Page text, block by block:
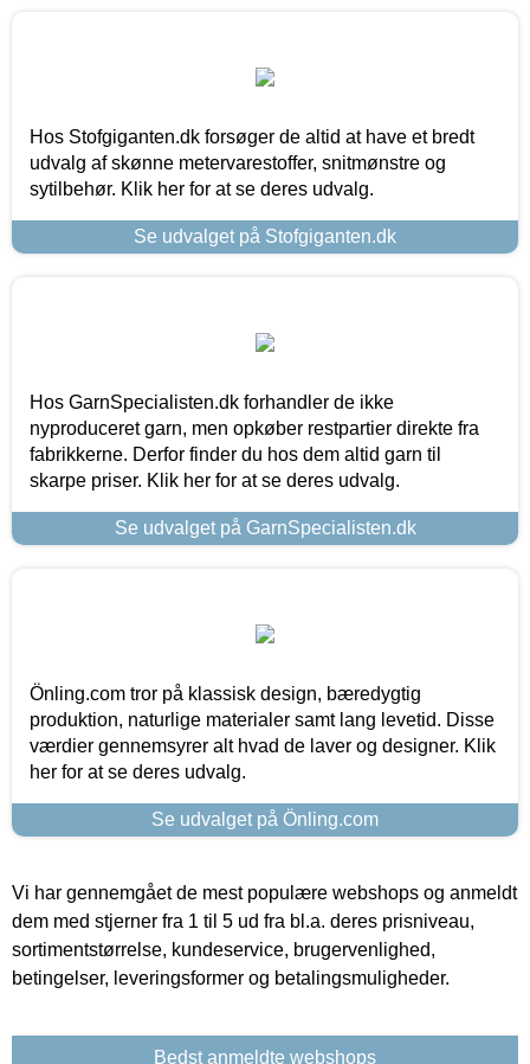
Hos Stofgiganten.dk forsøger de altid at have et bredt
udvalg af skønne metervarestoffer, snitmønstre og
sytilbehør. Klik her for at se deres udvalg.
Se udvalget på Stofgiganten.dk
Hos GarnSpecialisten.dk forhandler de ikke
nyproduceret garn, men opkøber restpartier direkte fra
fabrikkerne. Derfor finder du hos dem altid garn til
skarpe priser. Klik her for at se deres udvalg.
Se udvalget på GarnSpecialisten.dk
Önling.com tror på klassisk design, bæredygtig
produktion, naturlige materialer samt lang levetid. Disse
værdier gennemsyrer alt hvad de laver og designer. Klik
her for at se deres udvalg.
Se udvalget på Önling.com
Vi har gennemgået de mest populære webshops og anmeldt
dem med stjerner fra 1 til 5 ud fra bl.a. deres prisniveau,
sortimentstørrelse, kundeservice, brugervenlighed,
betingelser, leveringsformer og betalingsmuligheder.
Bedst anmeldte webshops